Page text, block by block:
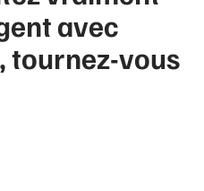
avec
tournez-vous